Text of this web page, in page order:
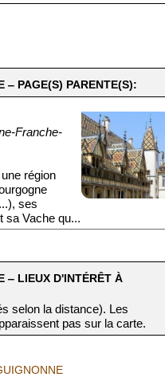
‒ PAGE(S) PARENTE(S):
Franche-
région
ses
sa Vache qu...
‒ LIEUX D'INTÉRÊT À
selon la distance). Les
pas sur la carte.